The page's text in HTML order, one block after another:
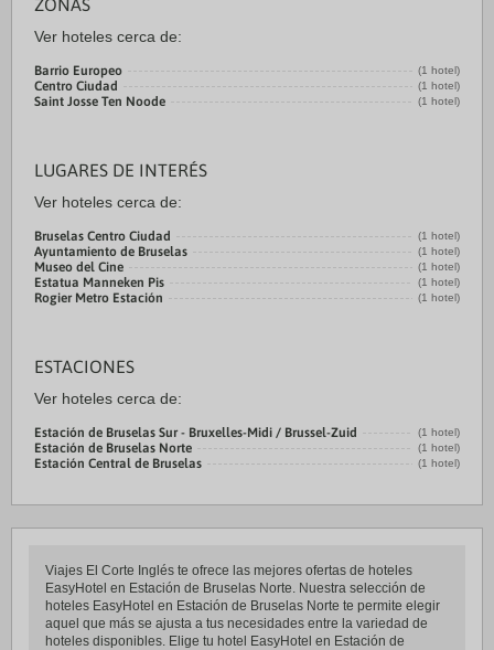
ZONAS
Ver hoteles cerca de:
Barrio Europeo (1 hotel)
Centro Ciudad (1 hotel)
Saint Josse Ten Noode (1 hotel)
LUGARES DE INTERÉS
Ver hoteles cerca de:
Bruselas Centro Ciudad (1 hotel)
Ayuntamiento de Bruselas (1 hotel)
Museo del Cine (1 hotel)
Estatua Manneken Pis (1 hotel)
Rogier Metro Estación (1 hotel)
ESTACIONES
Ver hoteles cerca de:
Estación de Bruselas Sur - Bruxelles-Midi / Brussel-Zuid (1 hotel)
Estación de Bruselas Norte (1 hotel)
Estación Central de Bruselas (1 hotel)
Viajes El Corte Inglés te ofrece las mejores ofertas de hoteles
EasyHotel en Estación de Bruselas Norte. Nuestra selección de
hoteles EasyHotel en Estación de Bruselas Norte te permite elegir
aquel que más se ajusta a tus necesidades entre la variedad de
hoteles disponibles. Elige tu hotel EasyHotel en Estación de